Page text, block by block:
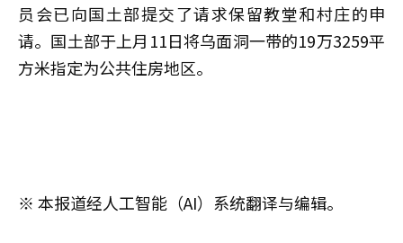
员会已向国土部提交了请求保留教堂和村庄的申
请。国土部于上月11日将乌面洞一带的19万3259平
方米指定为公共住房地区。
※ 本报道经人工智能（AI）系统翻译与编辑。